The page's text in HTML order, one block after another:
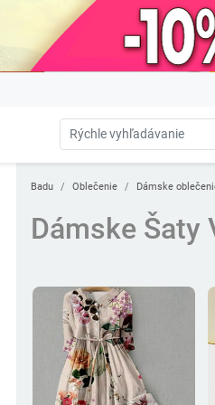
Badu Oblečenie Dámske
Dámske